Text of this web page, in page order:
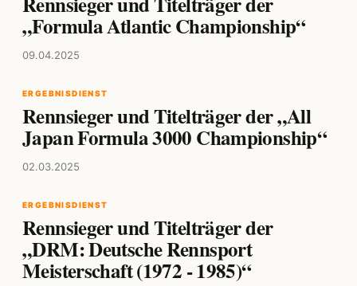
„Formula Atlantic Championship“
09.04.2025
ERGEBNISDIENST
Rennsieger und Titelträger der „All
Japan Formula 3000 Championship“
02.03.2025
ERGEBNISDIENST
Rennsieger und Titelträger der
„DRM: Deutsche Rennsport
Meisterschaft (1972 - 1985)“